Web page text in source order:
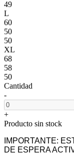
49
L
60
50
50
XL
68
58
50
Cantidad
-
+
Producto sin stock
IMPORTANTE:
DE ESPERA